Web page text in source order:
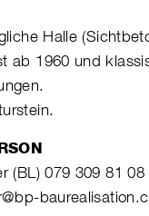
Halle
ab 1960 und
(BL) 079 309 81 08